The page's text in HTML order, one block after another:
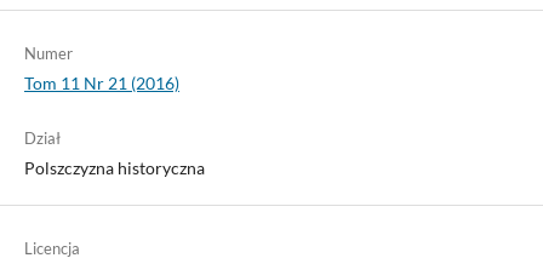
Numer
Tom 11 Nr 21 (2016)
Dział
Polszczyzna historyczna
Licencja